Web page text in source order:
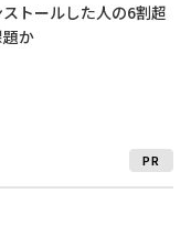
トールした人の6割超
か
PR